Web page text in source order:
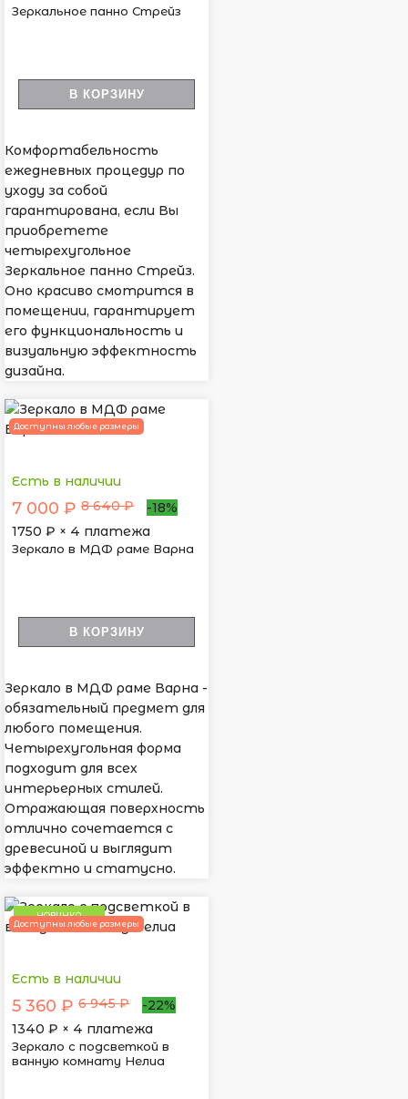
Зеркальное панно Стрейз
В КОРЗИНУ
Комфортабельность
ежедневных процедур по
уходу за собой
гарантирована, если Вы
приобретете
четырехугольное
Зеркальное панно Стрейз.
Оно красиво смотрится в
помещении, гарантирует
его функциональность и
визуальную эффектность
дизайна.
Доступны любые размеры
Есть в наличии
7 000 ₽ 8 640 ₽
-18%
1750 ₽ × 4 платежа
Зеркало в МДФ раме Варна
В КОРЗИНУ
Зеркало в МДФ раме Варна -
обязательный предмет для
любого помещения.
Четырехугольная форма
подходит для всех
интерьерных стилей.
Отражающая поверхность
отлично сочетается с
древесиной и выглядит
эффектно и статусно.
НОВИНКА
Доступны любые размеры
Есть в наличии
5 360 ₽ 6 945 ₽
-22%
1340 ₽ × 4 платежа
Зеркало с подсветкой в
ванную комнату Нелиа